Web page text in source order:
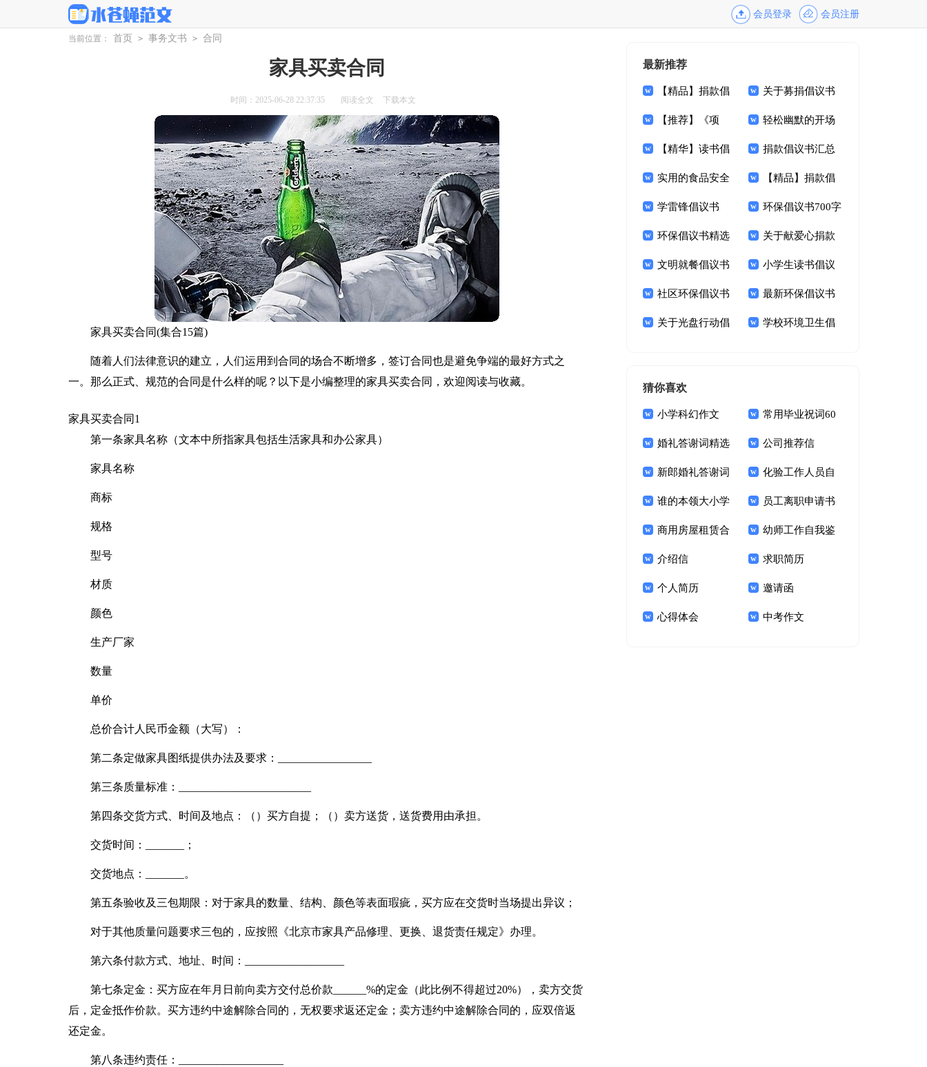
会员登录 会员注册
当前位置： 首页 > 事务文书 > 合同
家具买卖合同
时间：2025-06-28 22:37:35 阅读全文 下载本文
家具买卖合同(集合15篇)
随着人们法律意识的建立，人们运用到合同的场合不断增多，签订合同也是避免争端的最好方式之
一。那么正式、规范的合同是什么样的呢？以下是小编整理的家具买卖合同，欢迎阅读与收藏。
家具买卖合同1
第一条家具名称（文本中所指家具包括生活家具和办公家具）
家具名称
商标
规格
型号
材质
颜色
生产厂家
数量
单价
总价合计人民币金额（大写）：
第二条定做家具图纸提供办法及要求：_________________
第三条质量标准：________________________
第四条交货方式、时间及地点：（）买方自提；（）卖方送货，送货费用由承担。
交货时间：_______；
交货地点：_______。
第五条验收及三包期限：对于家具的数量、结构、颜色等表面瑕疵，买方应在交货时当场提出异议；
对于其他质量问题要求三包的，应按照《北京市家具产品修理、更换、退货责任规定》办理。
第六条付款方式、地址、时间：__________________
第七条定金：买方应在年月日前向卖方交付总价款______%的定金（此比例不得超过20%），卖方交货
后，定金抵作价款。买方违约中途解除合同的，无权要求返还定金；卖方违约中途解除合同的，应双倍返
还定金。
第八条违约责任：___________________
最新推荐
【精品】捐款倡
议书锦集9篇
关于募捐倡议书
范文集锦9篇
【推荐】《项
链》读后感9篇
轻松幽默的开场
白
【精华】读书倡
议书锦集九篇
捐款倡议书汇总
七篇
实用的食品安全
倡议书4篇
【精品】捐款倡
议书集合7篇
学雷锋倡议书
1000字
环保倡议书700字
环保倡议书精选
15篇
关于献爱心捐款
倡议书范文9篇
文明就餐倡议书
范文锦集九篇
小学生读书倡议
书14篇
社区环保倡议书
15篇
最新环保倡议书
关于光盘行动倡 学校环境卫生倡
猜你喜欢
小学科幻作文 常用毕业祝词60
句
婚礼答谢词精选
15篇
公司推荐信
新郎婚礼答谢词
锦集十篇
化验工作人员自
我鉴定
谁的本领大小学
作文
员工离职申请书
商用房屋租赁合
同15篇
幼师工作自我鉴
定(15篇)
介绍信 求职简历
个人简历 邀请函
心得体会 中考作文